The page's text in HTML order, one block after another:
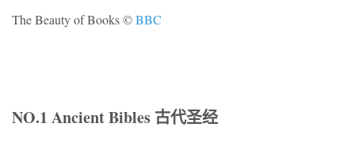
The Beauty of Books ©BBC
NO.1 Ancient Bibles 古代圣经